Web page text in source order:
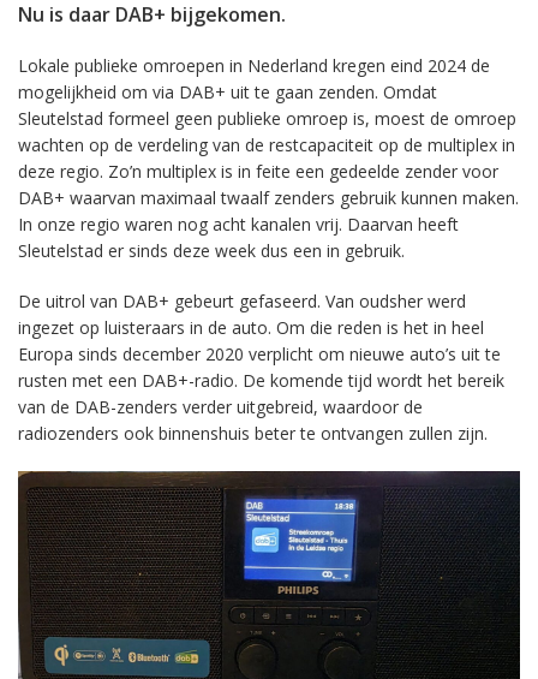
Nu is daar DAB+ bijgekomen.
Lokale publieke omroepen in Nederland kregen eind 2024 de
mogelijkheid om via DAB+ uit te gaan zenden. Omdat
Sleutelstad formeel geen publieke omroep is, moest de omroep
wachten op de verdeling van de restcapaciteit op de multiplex in
deze regio. Zo’n multiplex is in feite een gedeelde zender voor
DAB+ waarvan maximaal twaalf zenders gebruik kunnen maken.
In onze regio waren nog acht kanalen vrij. Daarvan heeft
Sleutelstad er sinds deze week dus een in gebruik.
De uitrol van DAB+ gebeurt gefaseerd. Van oudsher werd
ingezet op luisteraars in de auto. Om die reden is het in heel
Europa sinds december 2020 verplicht om nieuwe auto’s uit te
rusten met een DAB+-radio. De komende tijd wordt het bereik
van de DAB-zenders verder uitgebreid, waardoor de
radiozenders ook binnenshuis beter te ontvangen zullen zijn.